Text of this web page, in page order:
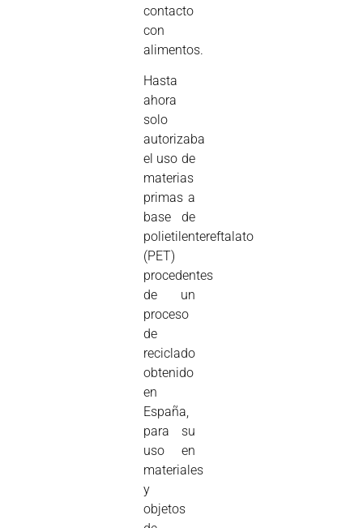
contacto
con
alimentos.
Hasta
ahora
solo
autorizaba
el uso de
materias
primas a
base de
polietilentereftalato
(PET)
procedentes
de un
proceso
de
reciclado
obtenido
en
España,
para su
uso en
materiales
y
objetos